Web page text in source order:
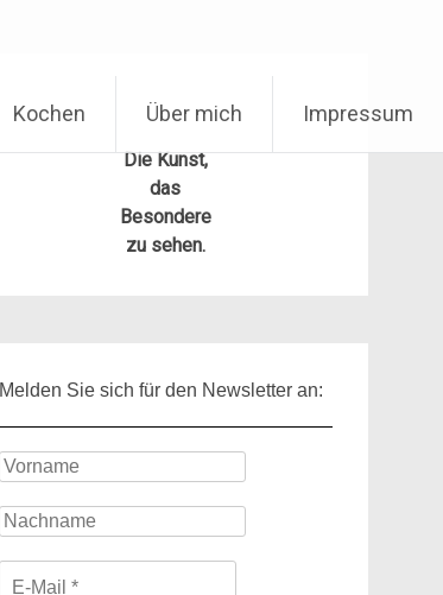
Kochen Über mich Impressum
Die Kunst,
das
Besondere
zu sehen.
Melden Sie sich für den Newsletter an: